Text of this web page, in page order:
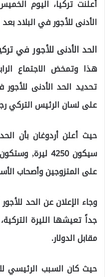
الأدنى للأجور في البلاد
الحد الأدنى للأجور في تركيا 2022 بلسان
هذا وتمخض الاجتماع
على لسان الرئيس التركي
سيكون 4250
على المتزوجين وأصحاب
وجاء الإعلان عن الحد
جداً تعيشها الليرة
مقابل الدولار.
حيث كان السبب الرئيسي